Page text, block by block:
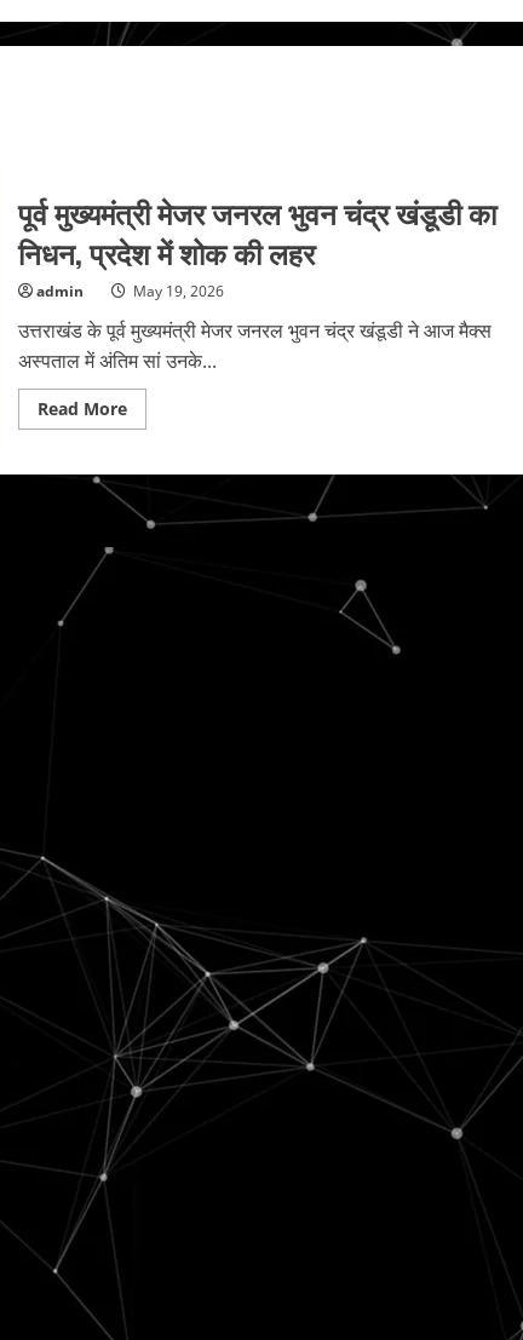
पूर्व मुख्यमंत्री मेजर जनरल भुवन चंद्र खंडूडी का
निधन, प्रदेश में शोक की लहर
admin May 19, 2026
उत्तराखंड के पूर्व मुख्यमंत्री मेजर जनरल भुवन चंद्र खंडूडी ने आज मैक्स
अस्पताल में अंतिम सां उनके...
Read MoreRead
more
मुख्यमंत्री
जनरल
भुवन